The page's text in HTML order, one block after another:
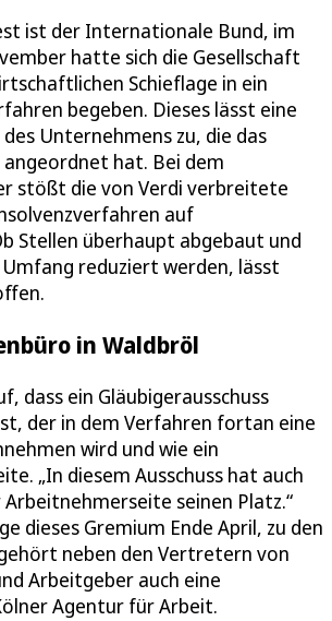
ist der Internationale Bund, im
hatte sich die Gesellschaft
Schieflage in ein
begeben. Dieses lässt eine
Unternehmens zu, die das
angeordnet hat. Bei dem
stößt die von Verdi verbreitete
auf
Stellen überhaupt abgebaut und
reduziert werden, lässt
in Waldbröl
dass ein Gläubigerausschuss
der in dem Verfahren fortan eine
wird und wie ein
„In diesem Ausschuss hat auch
seinen Platz.“
dieses Gremium Ende April, zu den
neben den Vertretern von
Arbeitgeber auch eine
Agentur für Arbeit.